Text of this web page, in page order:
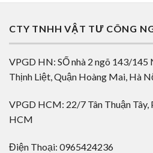
CTY TNHH VẬT TƯ CÔNG
VPGD HN: SỐ nhà 2 ngõ 143/145
Thịnh Liệt, Quận Hoàng Mai, Hà
VPGD HCM: 22/7 Tân Thuận Tây,
HCM
Điện Thoại: 0965424236